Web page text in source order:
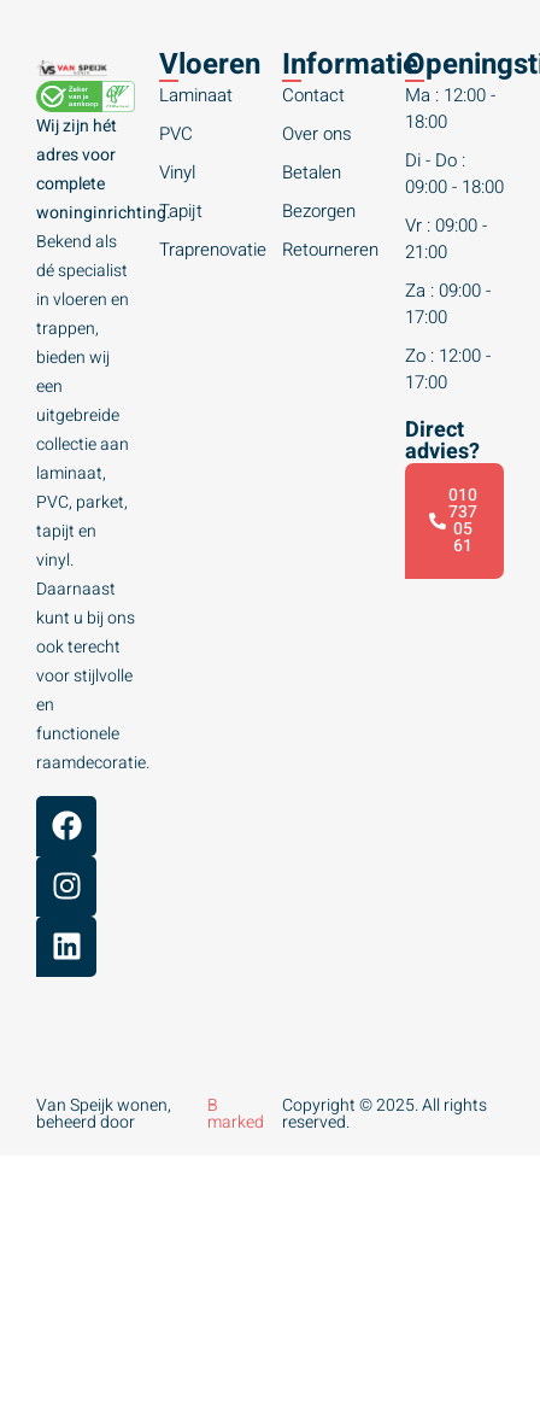
Wij zijn hét
adres voor
complete
woninginrichting.
Bekend als
dé specialist
in vloeren en
trappen,
bieden wij
een
uitgebreide
collectie aan
laminaat,
PVC, parket,
tapijt en
vinyl.
Daarnaast
kunt u bij ons
ook terecht
voor stijlvolle
en
functionele
raamdecoratie.
Vloeren
Laminaat
PVC
Vinyl
Tapijt
Traprenovatie
Informatie
Contact
Over ons
Betalen
Bezorgen
Retourneren
Ma : 12:00 -
18:00
Di - Do :
09:00 - 18:00
Vr : 09:00 -
21:00
Za : 09:00 -
17:00
Zo : 12:00 -
17:00
Direct
advies?
010
737
05
61
Van Speijk wonen,
beheerd door
B
marked
Copyright © 2025. All rights
reserved.